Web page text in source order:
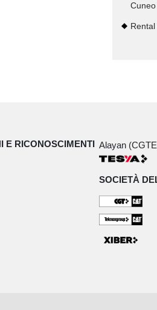
Cuneo
E RICONOSCIMENTI Alayan
SOCIETÀ